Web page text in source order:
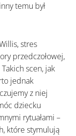
temu był
stres
przedczołowej,
scen, jak
jednak
z niej
dziecku
rytuałami –
które stymulują